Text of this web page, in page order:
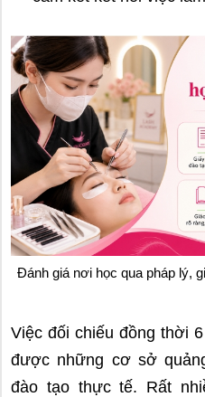
Đánh giá nơi học qua pháp lý,
Việc đối chiếu đồng thời
được những cơ sở
đào tạo thực tế. Rất